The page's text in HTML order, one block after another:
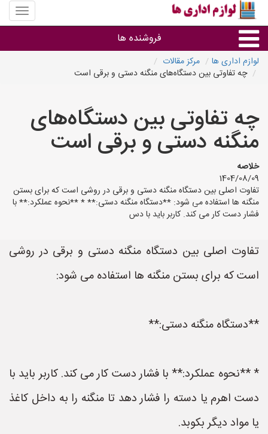
منوی
سایت
اداری
فروشنده ها
گروه ها
استان ها
لوازم اداری ها
مرکز مقالات
چه تفاوتی بین دستگاه‌های منگنه دستی و برقی است
چه تفاوتی بین دستگاه‌های
منگنه دستی و برقی است
خلاصه
1404/08/09
تفاوت اصلی بین دستگاه منگنه دستی و برقی در روشی است که برای بستن
منگنه ها استفاده می شود: **دستگاه منگنه دستی:** * **نحوه عملکرد:** با
فشار دست کار می کند. کاربر باید با دس
تفاوت اصلی بین دستگاه منگنه دستی و برقی در روشی
است که برای بستن منگنه ها استفاده می شود:
**دستگاه منگنه دستی:**
* **نحوه عملکرد:** با فشار دست کار می کند. کاربر باید با
دست اهرم یا دسته را فشار دهد تا منگنه را به داخل کاغذ
یا مواد دیگر بکوبد.